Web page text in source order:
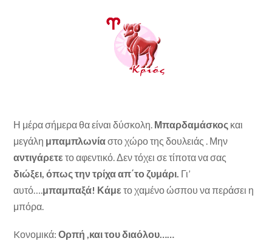
Η μέρα σήμερα θα είναι δύσκολη. Μπαρδαμάσκος και
μεγάλη μπαμπλωνίαστο χώρο της δουλειάς . Μην
αντιγάρετε το αφεντικό. Δεν τόχει σε τίποτα να σας
διώξει, όπως την τρίχα απ΄το ζυμάρι. Γι’
αυτό….μπαμπαξά! Κάμετο χαμένο ώσπου να περάσει η
μπόρα.
Kονομικά: Ορπή ,και του διαόλου……